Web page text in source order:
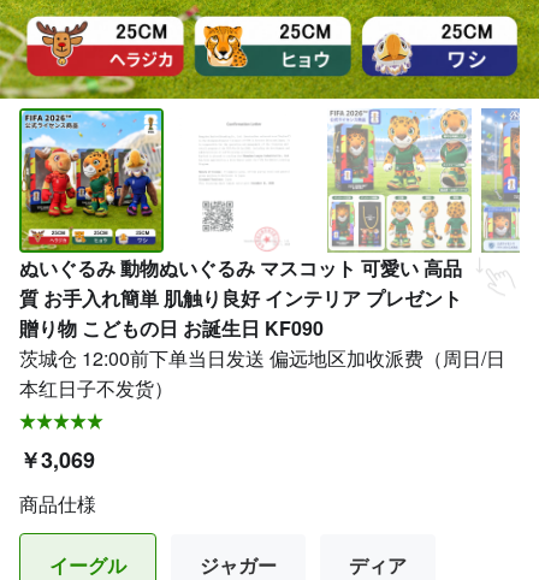
ぬいぐるみ 動物ぬいぐるみ マスコット 可愛い 高品
質 お手入れ簡単 肌触り良好 インテリア プレゼント
贈り物 こどもの日 お誕生日 KF090
茨城仓 12:00前下单当日发送 偏远地区加收派费（周日/日
本红日子不发货）
￥3,069
商品仕様
イーグル ジャガー ディア